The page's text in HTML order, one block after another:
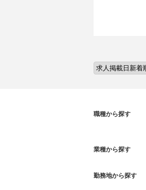
職種から探す
業種から探す
勤務地から探す